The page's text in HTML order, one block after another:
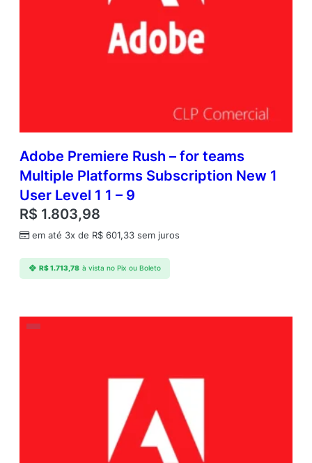
Adobe Premiere Rush – for teams
Multiple Platforms Subscription New 1
User Level 1 1 – 9
R$ 1.803,98
em até 3x de R$ 601,33 sem juros
R$1.713,78 à vista no Pix ou Boleto